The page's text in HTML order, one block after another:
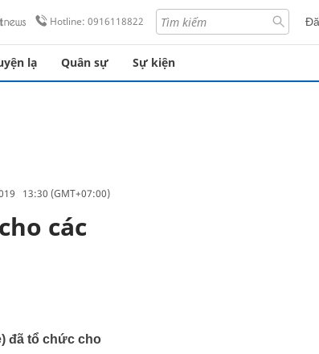
Hotline: 0916118822
lạ Quân sự Sự kiện
13:30 (GMT+07:00)
các
đã tổ chức cho